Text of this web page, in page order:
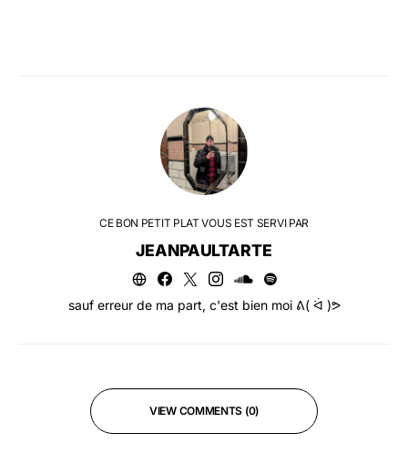
CE BON PETIT PLAT VOUS EST SERVI PAR
JEANPAULTARTE
sauf erreur de ma part, c'est bien moi ᕕ( ᐛ )ᕗ
VIEW COMMENTS (0)